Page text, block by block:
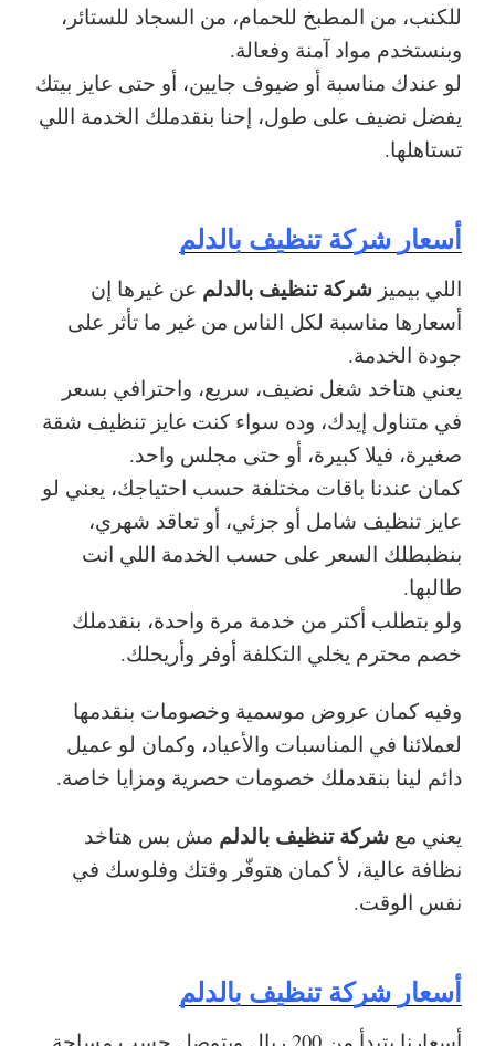
للكنب، من المطبخ للحمام، من السجاد للستائر،
وبنستخدم مواد آمنة وفعالة.
لو عندك مناسبة أو ضيوف جايين، أو حتى عايز بيتك
يفضل نضيف على طول، إحنا بنقدملك الخدمة اللي
تستاهلها.
أسعار شركة تنظيف بالدلم
اللي بيميز شركة تنظيف بالدلم عن غيرها إن
أسعارها مناسبة لكل الناس من غير ما تأثر على
جودة الخدمة.
يعني هتاخد شغل نضيف، سريع، واحترافي بسعر
في متناول إيدك، وده سواء كنت عايز تنظيف شقة
صغيرة، فيلا كبيرة، أو حتى مجلس واحد.
كمان عندنا باقات مختلفة حسب احتياجك، يعني لو
عايز تنظيف شامل أو جزئي، أو تعاقد شهري،
بنظبطلك السعر على حسب الخدمة اللي انت
طالبها.
ولو بتطلب أكتر من خدمة مرة واحدة، بنقدملك
خصم محترم يخلي التكلفة أوفر وأريحلك.
وفيه كمان عروض موسمية وخصومات بنقدمها
لعملائنا في المناسبات والأعياد، وكمان لو عميل
دائم لينا بنقدملك خصومات حصرية ومزايا خاصة.
يعني مع شركة تنظيف بالدلم مش بس هتاخد
نظافة عالية، لأ كمان هتوفّر وقتك وفلوسك في
نفس الوقت.
أسعار شركة تنظيف بالدلم